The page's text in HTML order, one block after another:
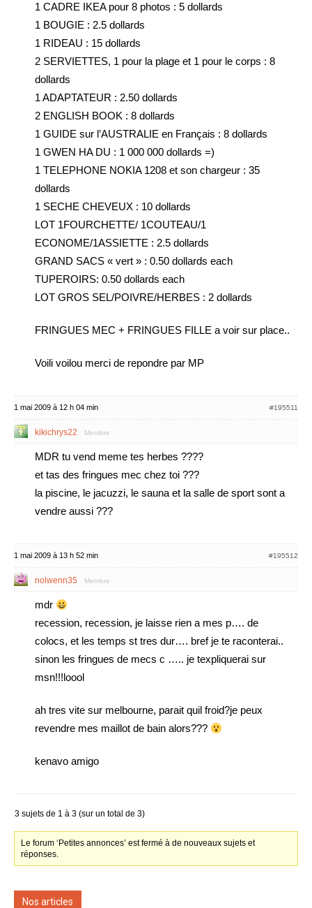
1 CADRE IKEA pour 8 photos : 5 dollards
1 BOUGIE : 2.5 dollards
1 RIDEAU : 15 dollards
2 SERVIETTES, 1 pour la plage et 1 pour le corps : 8
dollards
1 ADAPTATEUR : 2.50 dollards
2 ENGLISH BOOK : 8 dollards
1 GUIDE sur l’AUSTRALIE en Français : 8 dollards
1 GWEN HA DU : 1 000 000 dollards =)
1 TELEPHONE NOKIA 1208 et son chargeur : 35
dollards
1 SECHE CHEVEUX : 10 dollards
LOT 1FOURCHETTE/ 1COUTEAU/1
ECONOME/1ASSIETTE : 2.5 dollards
GRAND SACS « vert » : 0.50 dollards each
TUPEROIRS: 0.50 dollards each
LOT GROS SEL/POIVRE/HERBES : 2 dollards
FRINGUES MEC + FRINGUES FILLE a voir sur place..
Voili voilou merci de repondre par MP
1 mai 2009 à 12 h 04 min #195511
kikichrys22 Membre
MDR tu vend meme tes herbes ????
et tas des fringues mec chez toi ???
la piscine, le jacuzzi, le sauna et la salle de sport sont a
vendre aussi ???
1 mai 2009 à 13 h 52 min #195512
nolwenn35 Membre
mdr
recession, recession, je laisse rien a mes p…. de
colocs, et les temps st tres dur…. bref je te raconterai..
sinon les fringues de mecs c ….. je texpliquerai sur
msn!!!loool
ah tres vite sur melbourne, parait quil froid?je peux
revendre mes maillot de bain alors???
kenavo amigo
3 sujets de 1 à 3 (sur un total de 3)
Le forum ‘Petites annonces’ est fermé à de nouveaux sujets et
réponses.
Nos articles